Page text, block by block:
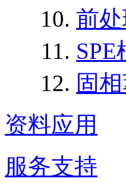
前
SPE
固
资料应用
服务支持